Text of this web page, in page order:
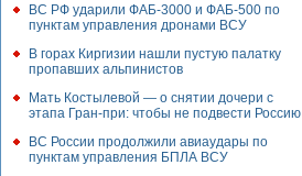
ВС РФ ударили ФАБ-3000 и ФАБ-500 по
пунктам управления дронами ВСУ
В горах Киргизии нашли пустую палатку
пропавших альпинистов
Мать Костылевой — о снятии дочери с
этапа Гран-при: чтобы не подвести Россию
ВС России продолжили авиаудары по
пунктам управления БПЛА ВСУ